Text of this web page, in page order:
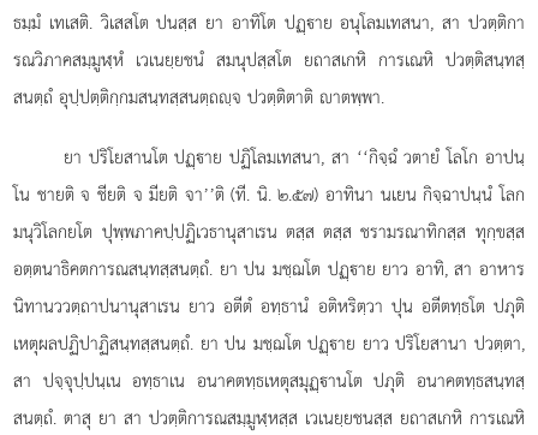
ธมฺมํ เทเสติ. วิเสสโต ปนสฺส ยา อาทิโต ปฏฺาย อนุโลมเทสนา, สา ปวตฺติกา
รณวิภาคสมฺมูฬฺหํ เวเนยฺยชนํ สมนุปสฺสโต ยถาสเกหิ การเณหิ ปวตฺติสนฺทสฺ
สนตฺถํ อุปฺปตฺติกฺกมสนฺทสฺสนตฺถฺจ ปวตฺติตาติ าตพฺพา.
ยา ปริโยสานโต ปฏฺาย ปฏิโลมเทสนา, สา ‘‘กิจฺฉํ วตายํ โลโก อาปนฺ
โน ชายติ จ ชียติ จ มียติ จา’’ติ (ที. นิ. ๒.๕๗) อาทินา นเยน กิจฺฉาปนฺนํ โลก
มนุวิโลกยโต ปุพฺพภาคปฺปฏิเวธานุสาเรน ตสฺส ตสฺส ชรามรณาทิกสฺส ทุกฺขสฺส
อตฺตนาธิคตการณสนฺทสฺสนตฺถํ. ยา ปน มชฺฌโต ปฏฺาย ยาว อาทิ, สา อาหาร
นิทานววตฺถาปนานุสาเรน ยาว อตีตํ อทฺธานํ อติหริตฺวา ปุน อตีตทฺธโต ปภุติ
เหตุผลปฏิปาฏิสนฺทสฺสนตฺถํ. ยา ปน มชฺฌโต ปฏฺาย ยาว ปริโยสานา ปวตฺตา,
สา ปจฺจุปฺปนฺเน อทฺธาเน อนาคตทฺธเหตุสมุฏฺานโต ปภุติ อนาคตทฺธสนฺทสฺ
สนตฺถํ. ตาสุ ยา สา ปวตฺติการณสมฺมูฬฺหสฺส เวเนยฺยชนสฺส ยถาสเกหิ การเณหิ